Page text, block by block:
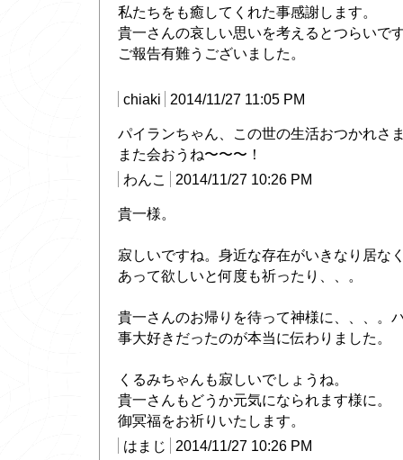
私たちをも癒してくれた事感謝します。
貴一さんの哀しい思いを考えるとつらいで
ご報告有難うございました。
chiaki 2014/11/27 11:05 PM
パイランちゃん、この世の生活おつかれさ
また会おうね〜〜〜！
わんこ
2014/11/27 10:26 PM
貴一様。
寂しいですね。身近な存在がいきなり居な
あって欲しいと何度も祈ったり、、。
貴一さんのお帰りを待って神様に、、、。
事大好きだったのが本当に伝わりました。
くるみちゃんも寂しいでしょうね。
貴一さんもどうか元気になられます様に。
御冥福をお祈りいたします。
はまじ
2014/11/27 10:26 PM